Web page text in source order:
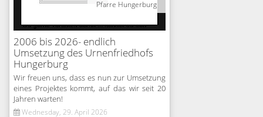
Pfarre Hungerburg
2006 bis 2026- endlich
Umsetzung des Urnenfriedhofs
Hungerburg
Wir freuen uns, dass es nun zur Umsetzung
eines Projektes kommt, auf das wir seit 20
Jahren warten!
Wednesday, 29. April 2026